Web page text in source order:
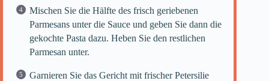
Mischen Sie die Hälfte des frisch geriebenen
Parmesans unter die Sauce und geben Sie dann die
gekochte Pasta dazu. Heben Sie den restlichen
Parmesan unter.
Garnieren Sie das Gericht mit frischer Petersilie